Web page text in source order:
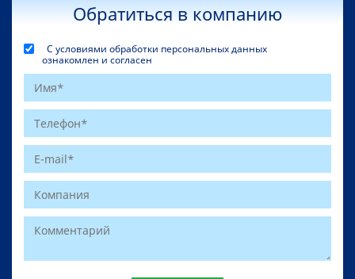
Обратиться в компанию
С условиями обработки персональных данных
ознакомлен и согласен